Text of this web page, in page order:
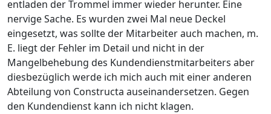
entladen der Trommel immer wieder herunter. Eine
nervige Sache. Es wurden zwei Mal neue Deckel
eingesetzt, was sollte der Mitarbeiter auch machen, m.
E. liegt der Fehler im Detail und nicht in der
Mangelbehebung des Kundendienstmitarbeiters aber
diesbezüglich werde ich mich auch mit einer anderen
Abteilung von Constructa auseinandersetzen. Gegen
den Kundendienst kann ich nicht klagen.